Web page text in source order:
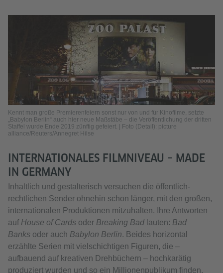
Kennt man große Premierenfeiern sonst nur von und für Kinofilme, setzte
„Babylon Berlin“ auch hier neue Maßstäbe – die Veröffentlichung der dritten
Staffel wurde Ende 2019 zünftig gefeiert. | Foto (Detail): picture
alliance/Reuters/Annegret Hilse
INTERNATIONALES FILMNIVEAU – MADE
IN GERMANY
Inhaltlich und gestalterisch versuchen die öffentlich-
rechtlichen Sender ohnehin schon länger, mit den großen,
internationalen Produktionen mitzuhalten. Ihre Antworten
auf House of Cards oder Breaking Bad lauten: Bad
Banks oder auch Babylon Berlin. Beides horizontal
erzählte Serien mit vielschichtigen Figuren, die –
aufbauend auf kreativen Drehbüchern – hochkarätig
produziert wurden und so ein Millionenpublikum finden.